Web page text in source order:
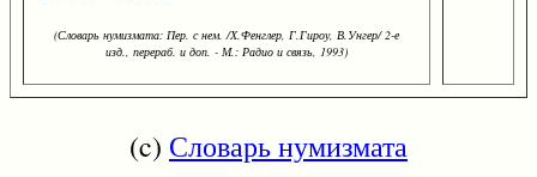
(Словарь нумизмата: Пер. с нем. /Х.Фенглер, Г.Гироу, В.Унгер/ 2-е
изд., перераб. и доп. - М.: Радио и связь, 1993)
(c) Словарь нумизмата